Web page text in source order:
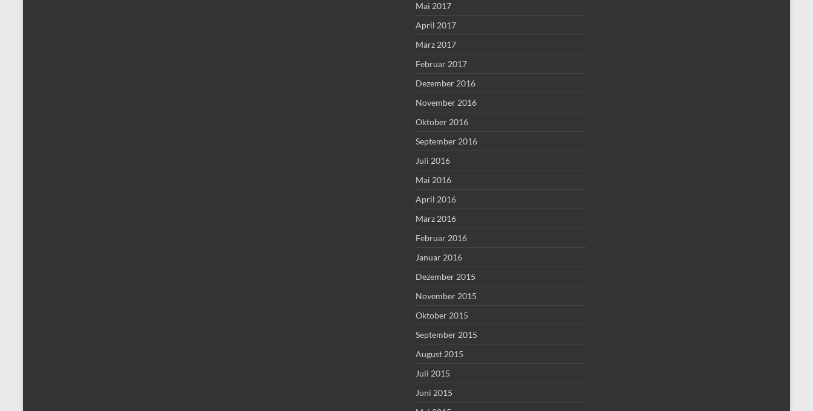
Mai 2017
April 2017
März 2017
Februar 2017
Dezember 2016
November 2016
Oktober 2016
September 2016
Juli 2016
Mai 2016
April 2016
März 2016
Februar 2016
Januar 2016
Dezember 2015
November 2015
Oktober 2015
September 2015
August 2015
Juli 2015
Juni 2015